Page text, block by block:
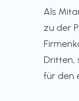
Als
zu der
Dritten,
für den